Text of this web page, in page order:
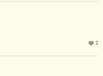
2